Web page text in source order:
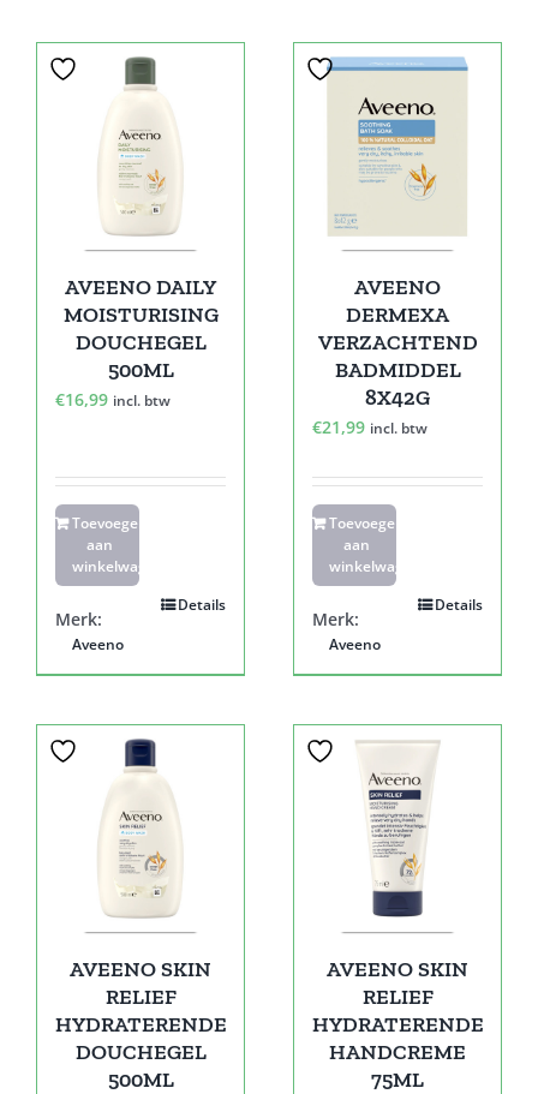
AVEENO DAILY
MOISTURISING
DOUCHEGEL
500ML
€16,99 incl. btw
Toevoegen
aan
winkelwagen
Details
Merk:
Aveeno
AVEENO
DERMEXA
VERZACHTEND
BADMIDDEL
8X42G
€21,99 incl. btw
Toevoegen
aan
winkelwagen
Details
Merk:
Aveeno
AVEENO SKIN
RELIEF
HYDRATERENDE
DOUCHEGEL
500ML
AVEENO SKIN
RELIEF
HYDRATERENDE
HANDCREME
75ML